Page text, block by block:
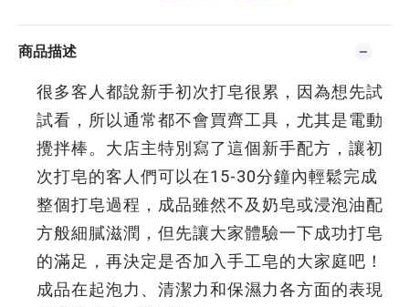
商品描述
很多客人都說新手初次打皂很累，因為想先試
試看，所以通常都不會買齊工具，尤其是電動
攪拌棒。大店主特別寫了這個新手配方，讓初
次打皂的客人們可以在15-30分鐘內輕鬆完成
整個打皂過程，成品雖然不及奶皂或浸泡油配
方般細膩滋潤，但先讓大家體驗一下成功打皂
的滿足，再決定是否加入手工皂的大家庭吧！
成品在起泡力、清潔力和保濕力各方面的表現